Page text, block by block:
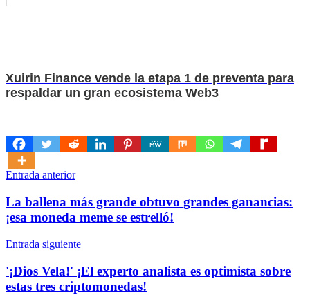
Xuirin Finance vende la etapa 1 de preventa para
respaldar un gran ecosistema Web3
Navegación
de
entradas
Entrada anterior
La ballena más grande obtuvo grandes ganancias:
¡esa moneda meme se estrelló!
Entrada siguiente
'¡Dios Vela!' ¡El experto analista es optimista sobre
estas tres criptomonedas!